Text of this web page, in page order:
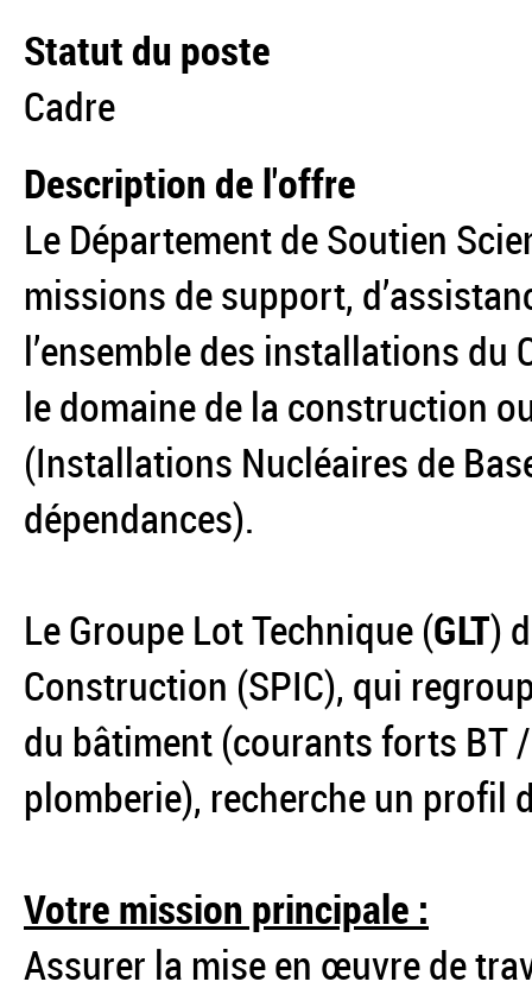
Statut du poste
Cadre
Description de l'offre
Le Département de Soutien
missions de support,
l’ensemble des installations
le domaine de la construction
(Installations Nucléaires de
dépendances).
Le Groupe Lot Technique (GLT)
Construction (SPIC), qui
du bâtiment (courants forts BT
plomberie), recherche un profil
Votre mission principale :
Assurer la mise en œuvre de